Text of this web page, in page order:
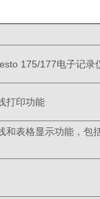
175/177电子记录
打印功能
和表格显示功能，包